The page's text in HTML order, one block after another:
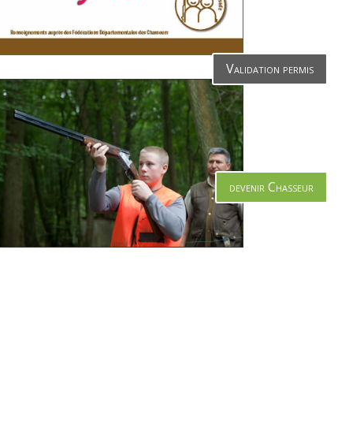
Validation permis
devenir Chasseur